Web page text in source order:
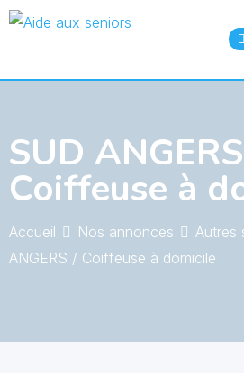
Skip
SUD
Coiffeuse à
Accueil Nos annonces Autres
ANGERS / Coiffeuse à domicile